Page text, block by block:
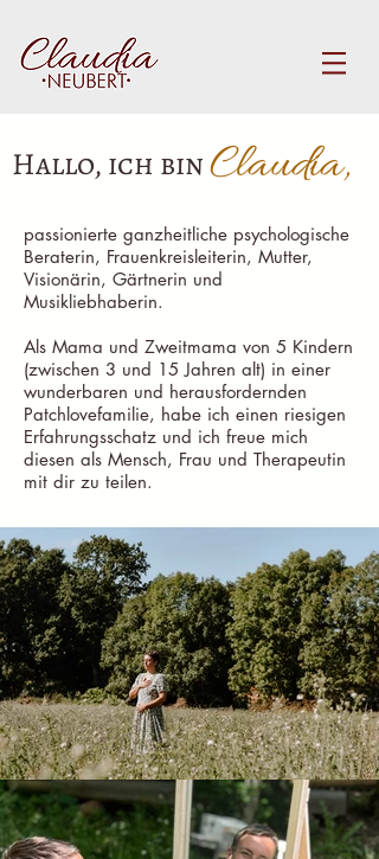
Hallo, ich binClaudia,
passionierte ganzheitliche psychologische
Beraterin, Frauenkreisleiterin, Mutter,
Visionärin, Gärtnerin und
Musikliebhaberin.
Als Mama und Zweitmama von 5 Kindern
(zwischen 3 und 15 Jahren alt) in einer
wunderbaren und herausfordernden
Patchlovefamilie, habe ich einen riesigen
Erfahrungsschatz und ich freue mich
diesen als Mensch, Frau und Therapeutin
mit dir zu teilen.